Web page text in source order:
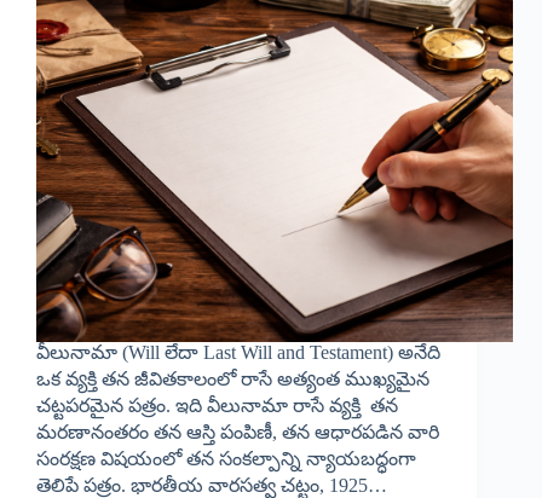
వీలునామా (Will లేదా Last Will and Testament) అనేది
ఒక వ్యక్తి తన జీవితకాలంలో రాసే అత్యంత ముఖ్యమైన
చట్టపరమైన పత్రం. ఇది వీలునామా రాసే వ్యక్తి తన
మరణానంతరం తన ఆస్తి పంపిణీ, తన ఆధారపడిన వారి
సంరక్షణ విషయంలో తన సంకల్పాన్ని న్యాయబద్ధంగా
తెలిపే పత్రం. భారతీయ వారసత్వ చట్టం, 1925…